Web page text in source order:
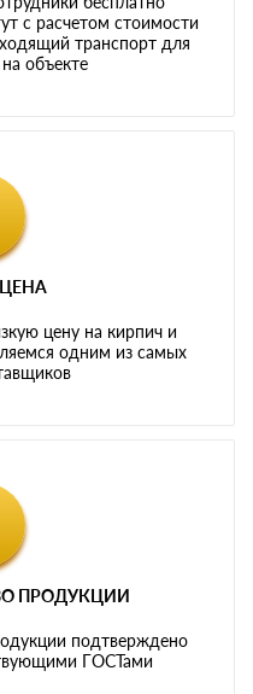
с расчетом стоимости
транспорт для
на объекте
цену на кирпич и
одним из самых
ПРОДУКЦИИ
подтверждено
ГОСТами